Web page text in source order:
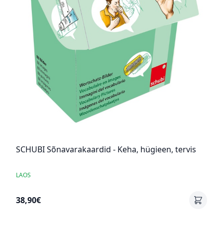
SCHUBI Sõnavarakaardid - Keha, hügieen, tervis
LAOS
38,90€